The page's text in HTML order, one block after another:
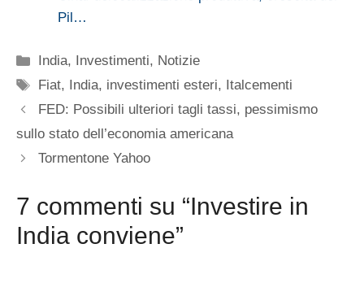
Pil…
Categorie
India, Investimenti, Notizie
Tag
Fiat, India, investimenti esteri, Italcementi
FED: Possibili ulteriori tagli tassi, pessimismo
sullo stato dell’economia americana
Tormentone Yahoo
7 commenti su “Investire in
India conviene”